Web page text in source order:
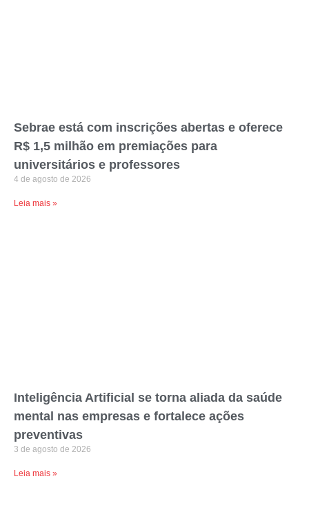
Sebrae está com inscrições abertas e oferece
R$ 1,5 milhão em premiações para
universitários e professores
4 de agosto de 2026
Leia mais »
Inteligência Artificial se torna aliada da saúde
mental nas empresas e fortalece ações
preventivas
3 de agosto de 2026
Leia mais »